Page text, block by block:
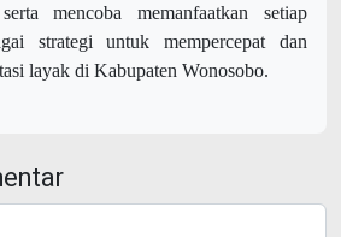
mencoba memanfaatkan setiap
strategi untuk mempercepat dan
layak di Kabupaten Wonosobo.